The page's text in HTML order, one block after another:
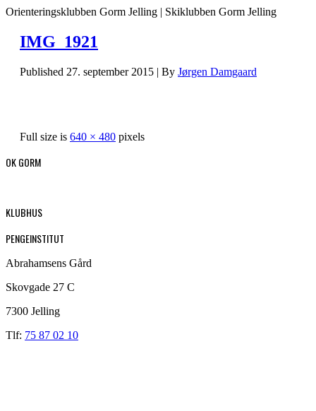
Orienteringsklubben Gorm Jelling | Skiklubben Gorm Jelling
IMG_1921
Published 27. september 2015 | By Jørgen Damgaard
Full size is 640 × 480 pixels
OK GORM
KLUBHUS
PENGEINSTITUT
Abrahamsens Gård
Skovgade 27 C
7300 Jelling
Tlf: 75 87 02 10